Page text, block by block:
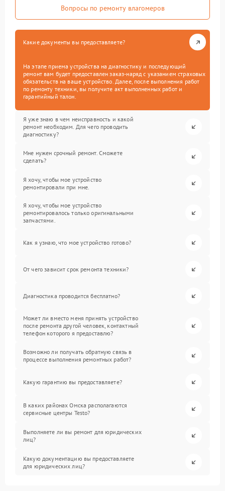
Вопросы по ремонту влагомеров
Какие документы вы предоставляете?
На этапе приема устройства на диагностику и последующий
ремонт вам будет предоставлен заказ-наряд с указанием страховых
обязательств на ваше устройство. Далее, после выполнения работ
по ремонту техники, вы получите акт выполненных работ и
гарантийный талон.
Я уже знаю в чем неисправность и какой
ремонт необходим. Для чего проводить
диагностику?
Мне нужен срочный ремонт. Сможете
сделать?
Я хочу, чтобы мое устройство
ремонтировали при мне.
Я хочу, чтобы мое устройство
ремонтировалось только оригинальными
запчастями.
Как я узнаю, что мое устройство готово?
От чего зависит срок ремонта техники?
Диагностика проводится бесплатно?
Может ли вместо меня принять устройство
после ремонта другой человек, контактный
телефон которого я предоставлю?
Возможно ли получать обратную связь в
процессе выполнения ремонтных работ?
Какую гарантию вы предоставляете?
В каких районах Омска располагаются
сервисные центры Testo?
Выполняете ли вы ремонт для юридических
лиц?
Какую документацию вы предоставляете
для юридических лиц?